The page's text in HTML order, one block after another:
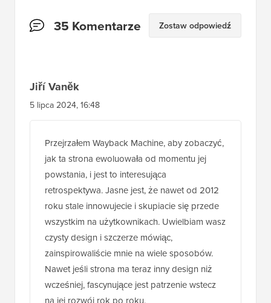
Interakcje
35 Komentarze Zostaw odpowiedź
Jiří Vaněk
5 lipca 2024, 16:48
Przejrzałem Wayback Machine, aby zobaczyć,
jak ta strona ewoluowała od momentu jej
powstania, i jest to interesująca
retrospektywa. Jasne jest, że nawet od 2012
roku stale innowujecie i skupiacie się przede
wszystkim na użytkownikach. Uwielbiam wasz
czysty design i szczerze mówiąc,
zainspirowaliście mnie na wiele sposobów.
Nawet jeśli strona ma teraz inny design niż
wcześniej, fascynujące jest patrzenie wstecz
na jej rozwój rok po roku.